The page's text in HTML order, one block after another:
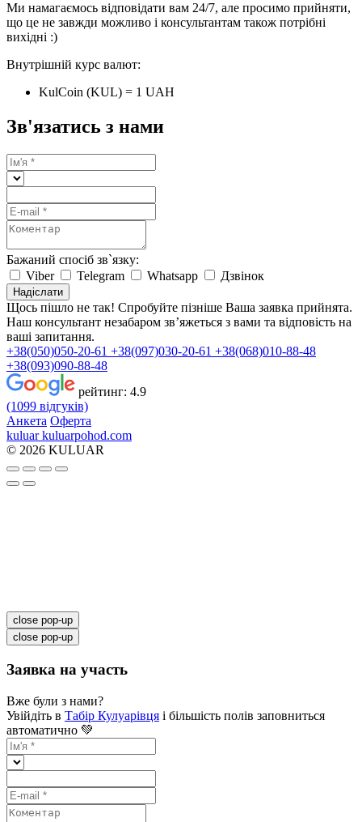
Ми намагаємось відповідати вам 24/7, але просимо прийняти,
що це не завжди можливо і консультантам також потрібні
вихідні :)
Внутрішній курс валют:
KulCoin (KUL) = 1 UAH
Зв'язатись з нами
Бажаний спосіб зв`язку:
Viber
Telegram Whatsapp Дзвінок
Надіслати
Щось пішло не так! Спробуйте пізніше Ваша заявка прийнята.
Наш консультант незабаром зв’яжеться з вами та відповість на
ваші запитання.
+38(050)050-20-61 +38(097)030-20-61 +38(068)010-88-48
+38(093)090-88-48
рейтинг: 4.9
(1099 відгуків)
Анкета Оферта
kuluar kuluarpohod.com
© 2026 KULUAR
close pop-up
close pop-up
Заявка на участь
Вже були з нами?
Увійдіть в Табір Кулуарівця і більшість полів заповниться
автоматично 💚